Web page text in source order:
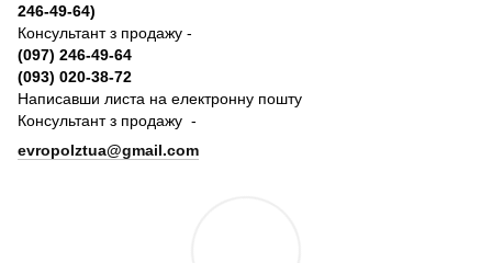
246-49-64)
Консультант з продажу -
(097) 246-49-64
(093) 020-38-72
Написавши листа на електронну пошту
Консультант з продажу -
evropolztua@gmail.com